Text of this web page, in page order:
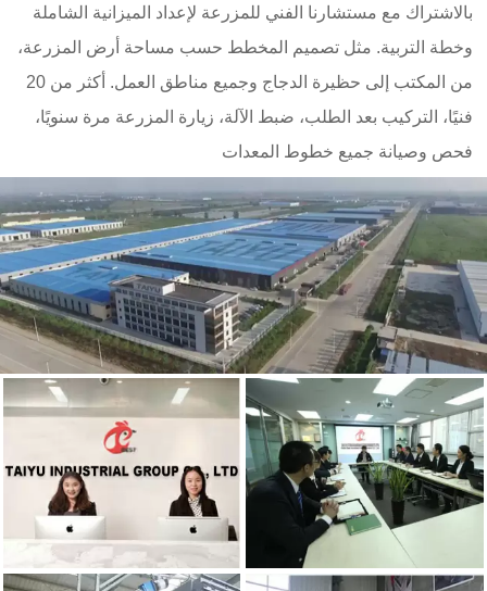
بالاشتراك مع مستشارنا الفني للمزرعة لإعداد الميزانية الشاملة
وخطة التربية. مثل تصميم المخطط حسب مساحة أرض المزرعة،
من المكتب إلى حظيرة الدجاج وجميع مناطق العمل. أكثر من 20
فنيًا، التركيب بعد الطلب، ضبط الآلة، زيارة المزرعة مرة سنويًا،
فحص وصيانة جميع خطوط المعدات